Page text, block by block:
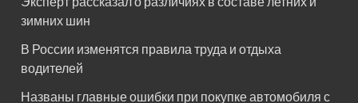
зимних шин
В России изменятся правила труда и отдыха
водителей
Названы главные ошибки при покупке автомобиля с